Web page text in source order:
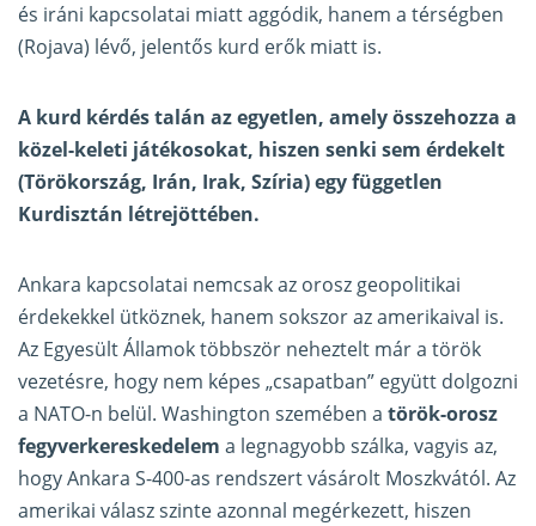
és iráni kapcsolatai miatt aggódik, hanem a térségben
(Rojava) lévő, jelentős kurd erők miatt is.
A kurd kérdés talán az egyetlen, amely összehozza a
közel-keleti játékosokat, hiszen senki sem érdekelt
(Törökország, Irán, Irak, Szíria) egy független
Kurdisztán létrejöttében.
Ankara kapcsolatai nemcsak az orosz geopolitikai
érdekekkel ütköznek, hanem sokszor az amerikaival is.
Az Egyesült Államok többször neheztelt már a török
vezetésre, hogy nem képes „csapatban” együtt dolgozni
a NATO-n belül. Washington szemében a török-orosz
fegyverkereskedelem a legnagyobb szálka, vagyis az,
hogy Ankara S-400-as rendszert vásárolt Moszkvától. Az
amerikai válasz szinte azonnal megérkezett, hiszen